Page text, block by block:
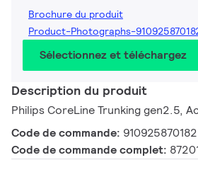
Brochure du produit
Product-Photographs-
Sélectionnez et téléchargez
Description du produit
Philips CoreLine Trunking gen2.5,
Code de commande: 910925870182
Code de commande complet: